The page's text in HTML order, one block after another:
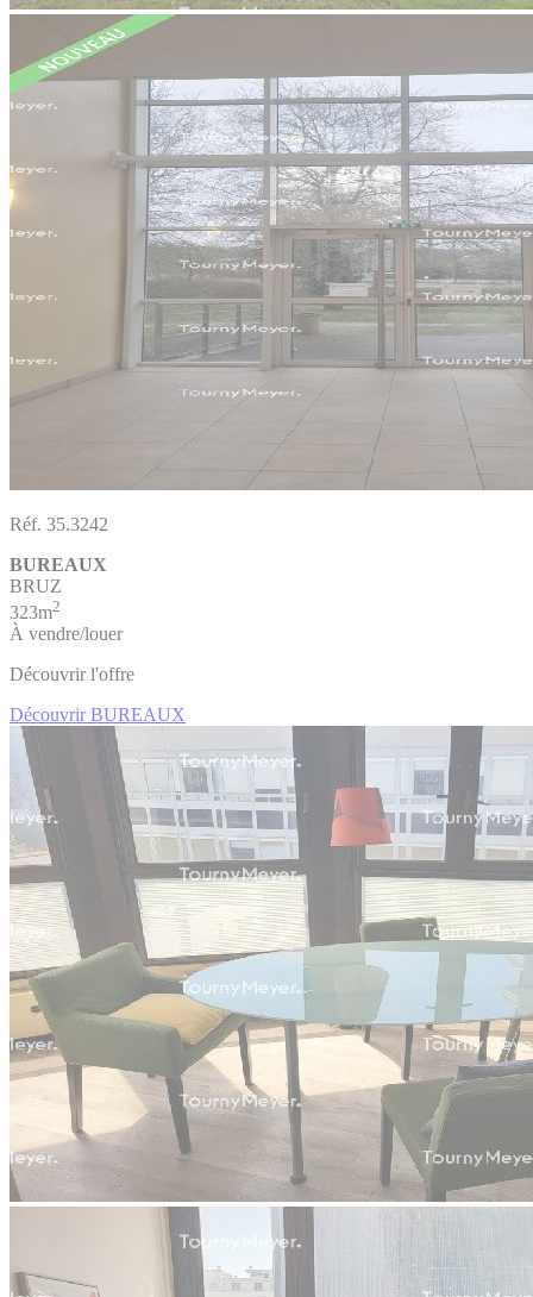
Réf. 35.3242
BUREAUX
BRUZ
323m2
À vendre/louer
Découvrir l'offre
Découvrir BUREAUX